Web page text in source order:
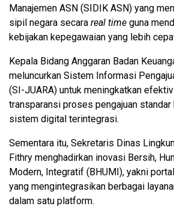
Manajemen ASN (SIDIK ASN) yang
sipil negara secara real time guna
kebijakan kepegawaian yang lebih
Kepala Bidang Anggaran Badan
meluncurkan Sistem Informasi
(SI-JUARA) untuk meningkatkan
transparansi proses pengajuan standar
sistem digital terintegrasi.
Sementara itu, Sekretaris Dinas
Fithry menghadirkan inovasi Bersih,
Modern, Integratif (BHUMI), yakni
yang mengintegrasikan berbagai
dalam satu platform.